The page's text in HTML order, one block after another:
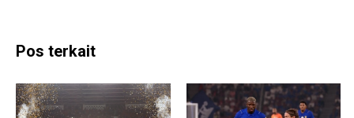
Pos terkait